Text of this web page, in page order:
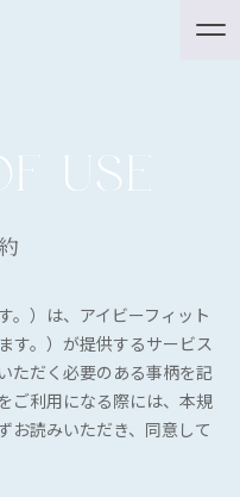
。）は、アイビーフィット
す。）が提供するサービス
ただく必要のある事柄を記
ご利用になる際には、本規
お読みいただき、同意して